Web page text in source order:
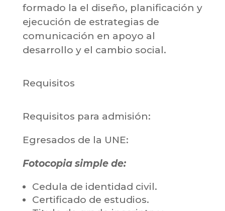
formado la el diseño, planificación y
ejecución de estrategias de
comunicación en apoyo al
desarrollo y el cambio social.
Requisitos
Requisitos para admisión:
Egresados de la UNE:
Fotocopia simple de:
Cedula de identidad civil.
Certificado de estudios.